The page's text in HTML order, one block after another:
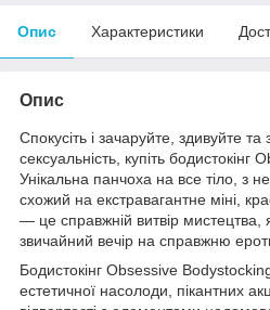
Опис Характеристики
Опис
Спокусіть і зачаруйте, здивуйте та
сексуальність, купіть
Унікальна панчоха на все тіло, з
схожий на екстравагантне міні,
— це справжній витвір
звичайний вечір на справжню
Бодистокінг Obsessive
естетичної насолоди, пікантних